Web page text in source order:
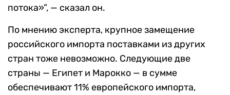
потока»”, — сказал он.
По мнению эксперта, крупное замещение
российского импорта поставками из других
стран тоже невозможно. Следующие две
страны — Египет и Марокко — в сумме
обеспечивают 11% европейского импорта,